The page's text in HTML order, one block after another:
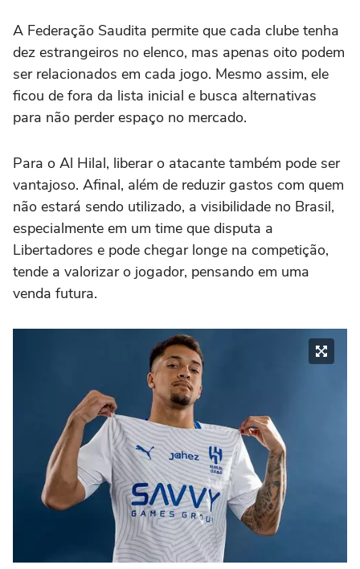
A Federação Saudita permite que cada clube tenha
dez estrangeiros no elenco, mas apenas oito podem
ser relacionados em cada jogo. Mesmo assim, ele
ficou de fora da lista inicial e busca alternativas
para não perder espaço no mercado.
Para o Al Hilal, liberar o atacante também pode ser
vantajoso. Afinal, além de reduzir gastos com quem
não estará sendo utilizado, a visibilidade no Brasil,
especialmente em um time que disputa a
Libertadores e pode chegar longe na competição,
tende a valorizar o jogador, pensando em uma
venda futura.